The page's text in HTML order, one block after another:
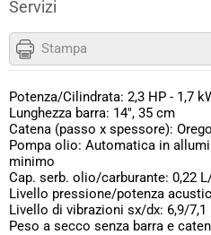
Servizi
Stampa
Potenza/Cilindrata: 2,3 HP - 1,7
Lunghezza barra: 14", 35 cm
Catena (passo x spessore):
Pompa olio: Automatica in
minimo
Cap. serb. olio/carburante: 0,22
Livello pressione/potenza
Livello di vibrazioni sx/dx: 6,9/7,1
Peso a secco senza barra e